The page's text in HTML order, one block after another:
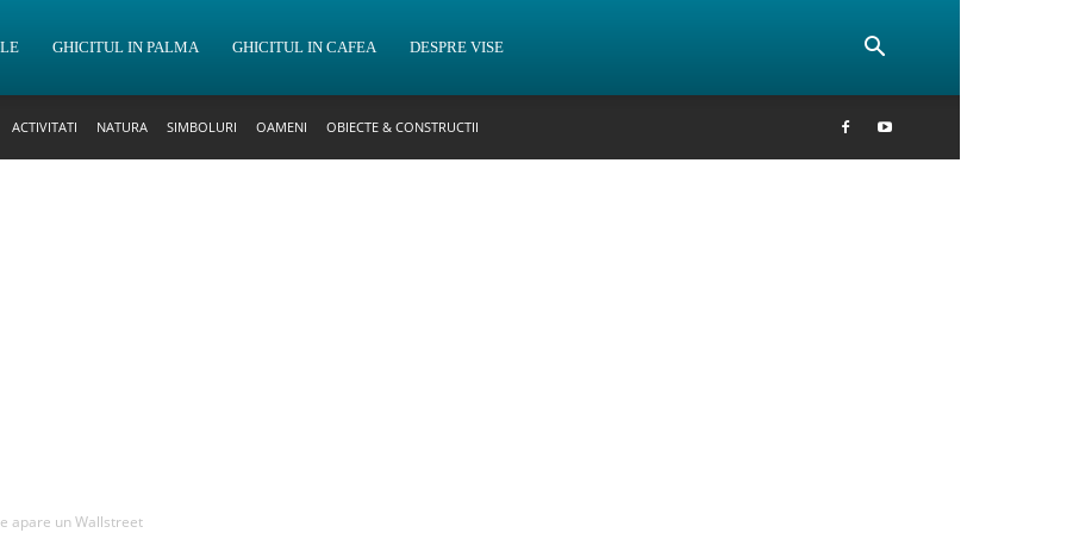
GHICITUL IN PALMA GHICITUL IN CAFEA DESPRE VISE
ACTIVITATI NATURA SIMBOLURI OAMENI OBIECTE & CONSTRUCTII
apare un Wallstreet